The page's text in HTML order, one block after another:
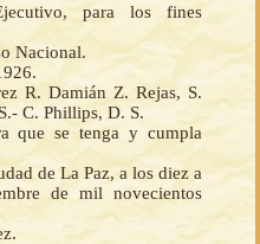
para los fines
Nacional.
R. Damián Z. Rejas, S.
C. Phillips, D. S.
que se tenga y cumpla
de La Paz, a los diez a
de mil novecientos